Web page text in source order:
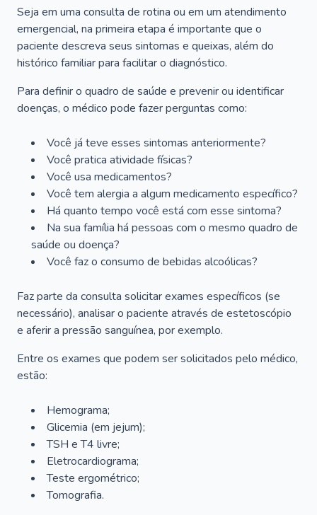
Seja em uma consulta de rotina ou em um atendimento
emergencial, na primeira etapa é importante que o
paciente descreva seus sintomas e queixas, além do
histórico familiar para facilitar o diagnóstico.
Para definir o quadro de saúde e prevenir ou identificar
doenças, o médico pode fazer perguntas como:
Você já teve esses sintomas anteriormente?
Você pratica atividade físicas?
Você usa medicamentos?
Você tem alergia a algum medicamento específico?
Há quanto tempo você está com esse sintoma?
Na sua família há pessoas com o mesmo quadro de
saúde ou doença?
Você faz o consumo de bebidas alcoólicas?
Faz parte da consulta solicitar exames específicos (se
necessário), analisar o paciente através de estetoscópio
e aferir a pressão sanguínea, por exemplo.
Entre os exames que podem ser solicitados pelo médico,
estão:
Hemograma;
Glicemia (em jejum);
TSH e T4 livre;
Eletrocardiograma;
Teste ergométrico;
Tomografia.